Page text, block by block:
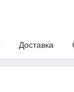
Доставка